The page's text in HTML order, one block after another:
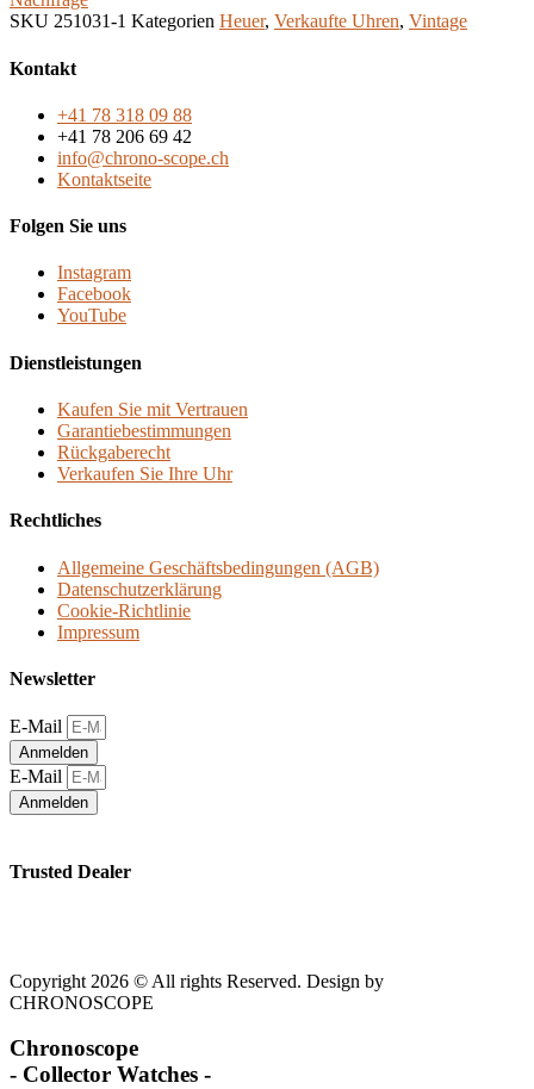
SKU 251031-1 Kategorien Heuer, Verkaufte Uhren, Vintage
Kontakt
+41 78 318 09 88
+41 78 206 69 42
info@chrono-scope.ch
Kontaktseite
Folgen Sie uns
Instagram
Facebook
YouTube
Dienstleistungen
Kaufen Sie mit Vertrauen
Garantiebestimmungen
Rückgaberecht
Verkaufen Sie Ihre Uhr
Rechtliches
Allgemeine Geschäftsbedingungen (AGB)
Datenschutzerklärung
Cookie-Richtlinie
Impressum
Newsletter
E-Mail
Anmelden
E-Mail
Anmelden
Trusted Dealer
Copyright 2026 © All rights Reserved. Design by
CHRONOSCOPE
Chronoscope
- Collector Watches -